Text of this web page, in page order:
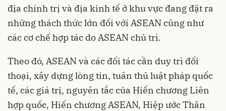
địa chính trị và địa kinh tế ở khu vực đang đặt ra
những thách thức lớn đối với ASEAN cũng như
các cơ chế hợp tác do ASEAN chủ trì.
Theo đó, ASEAN và các đối tác cần duy trì đối
thoại, xây dựng lòng tin, tuân thủ luật pháp quốc
tế, các giá trị, nguyên tắc của Hiến chương Liên
hợp quốc, Hiến chương ASEAN, Hiệp ước Thân